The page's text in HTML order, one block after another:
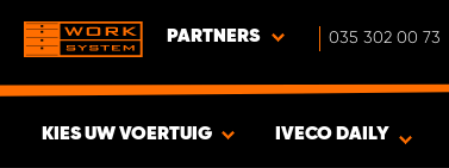
PARTNERS 035 302 00 73
KIES UW VOERTUIG IVECO DAILY